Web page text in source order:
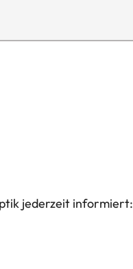
jederzeit informiert: